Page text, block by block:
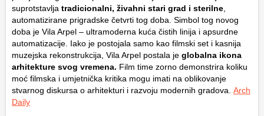
suprotstavlja tradicionalni, živahni stari grad i sterilne
automatizirane prigradske četvrti tog doba. Simbol tog novog
doba je Vila Arpel – ultramoderna kuća čistih linija i apsurdne
automatizacije. Iako je postojala samo kao filmski set i kasnija
muzejska rekonstrukcija, Vila Arpel postala je globalna ikona
arhitekture svog vremena. Film time zorno demonstrira koliku
moć filmska i umjetnička kritika mogu imati na oblikovanje
stvarnog diskursa o arhitekturi i razvoju modernih gradova. Arch
Daily